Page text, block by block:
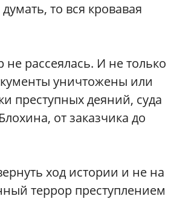
то вся кровавая
рассеялась. И не только
уничтожены или
преступных деяний, суда
от заказчика до
ход истории и не на
террор преступлением